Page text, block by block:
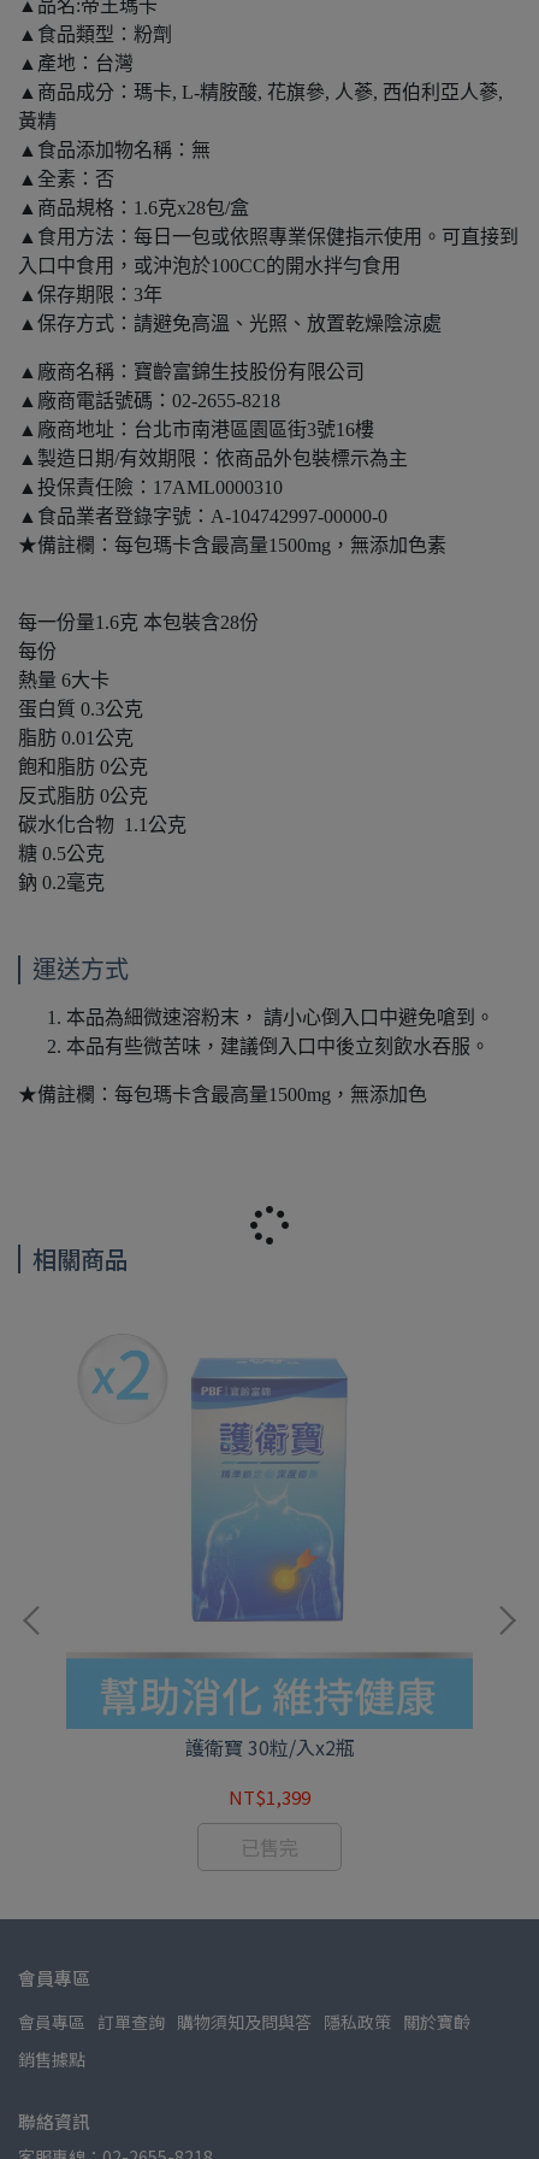
▲品名:帝王瑪卡
▲食品類型：粉劑
▲產地：台灣
▲商品成分：瑪卡, L-精胺酸, 花旗參, 人蔘, 西伯利亞人蔘,
黃精
▲食品添加物名稱：無
▲全素：否
▲商品規格：1.6克x28包/盒
▲食用方法：每日一包或依照專業保健指示使用。可直接到
入口中食用，或沖泡於100CC的開水拌勻食用
▲保存期限：3年
▲保存方式：請避免高溫、光照、放置乾燥陰涼處
▲廠商名稱：寶齡富錦生技股份有限公司
▲廠商電話號碼：02-2655-8218
▲廠商地址：台北市南港區園區街3號16樓
▲製造日期/有效期限：依商品外包裝標示為主
▲投保責任險：17AML0000310
▲食品業者登錄字號：A-104742997-00000-0
★備註欄：每包瑪卡含最高量1500mg，無添加色素
每一份量1.6克 本包裝含28份
每份
熱量 6大卡
蛋白質 0.3公克
脂肪 0.01公克
飽和脂肪 0公克
反式脂肪 0公克
碳水化合物 1.1公克
糖 0.5公克
鈉 0.2毫克
運送方式
本品為細微速溶粉末， 請小心倒入口中避免嗆到。
本品有些微苦味，建議倒入口中後立刻飲水吞服。
★備註欄：每包瑪卡含最高量1500mg，無添加色
相關商品
護衛寶 30粒/入x2瓶
NT$1,399
已售完
會員專區
會員專區 訂單查詢 購物須知及問與答 隱私政策 關於寶齡
銷售據點
聯絡資訊